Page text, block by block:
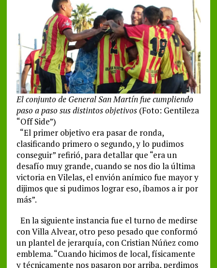
El conjunto de General San Martín fue cumpliendo
paso a paso sus distintos objetivos(Foto: Gentileza
“Off Side”)
“El primer objetivo era pasar de ronda,
clasificando primero o segundo, y lo pudimos
conseguir” refirió, para detallar que “era un
desafío muy grande, cuando se nos dio la última
victoria en Vilelas, el envión anímico fue mayor y
dijimos que si pudimos lograr eso, íbamos a ir por
más”.
En la siguiente instancia fue el turno de medirse
con Villa Alvear, otro peso pesado que conformó
un plantel de jerarquía, con Cristian Núñez como
emblema. “Cuando hicimos de local, físicamente
y técnicamente nos pasaron por arriba, perdimos